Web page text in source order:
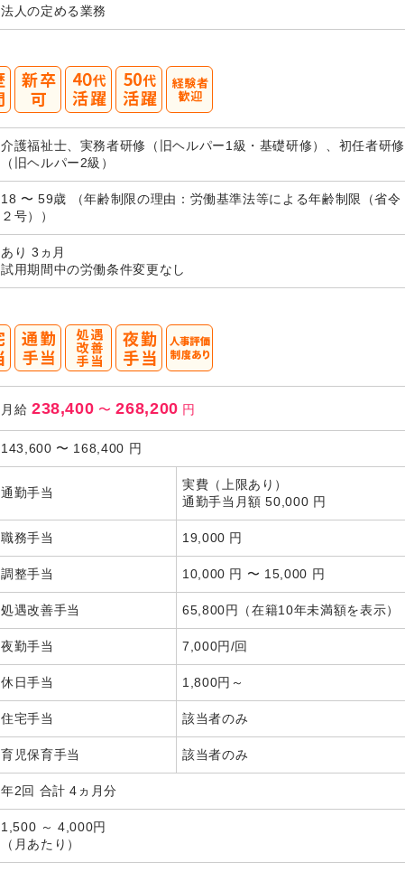
法人の定める業務
介護福祉士、実務者研修（旧ヘルパー1級・基礎研修）、初任者研修
（旧ヘルパー2級）
18 〜 59歳 （年齢制限の理由：労働基準法等による年齢制限（省令
２号））
あり 3ヵ月
試用期間中の労働条件変更なし
月給 238,400 〜 268,200 円
143,600 〜 168,400 円
通勤手当
実費（上限あり）
通勤手当月額 50,000 円
職務手当 19,000 円
調整手当 10,000 円 〜 15,000 円
処遇改善手当 65,800円（在籍10年未満額を表示）
夜勤手当 7,000円/回
休日手当 1,800円～
住宅手当 該当者のみ
育児保育手当 該当者のみ
年2回 合計 4ヵ月分
1,500 ～ 4,000円
（月あたり）